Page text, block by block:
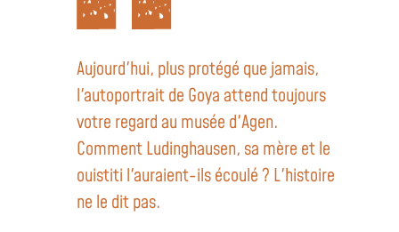
Aujourd'hui, plus protégé que jamais,
l'autoportrait de Goya attend toujours
votre regard au musée d'Agen.
Comment Ludinghausen, sa mère et le
ouistiti l'auraient-ils écoulé ? L'histoire
ne le dit pas.